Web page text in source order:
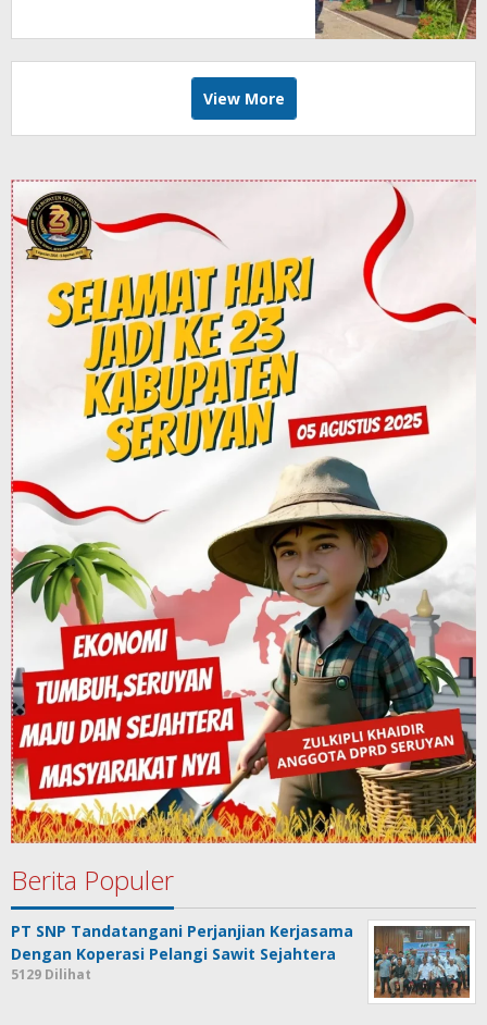
View More
Berita Populer
PT SNP Tandatangani Perjanjian Kerjasama
Dengan Koperasi Pelangi Sawit Sejahtera
5129 Dilihat